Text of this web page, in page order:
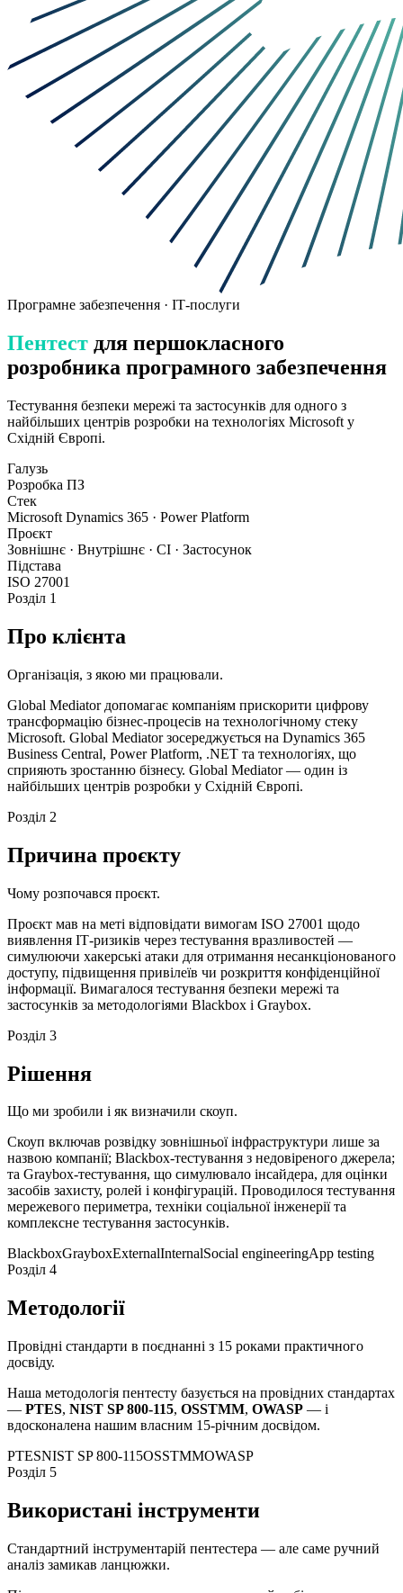
Програмне забезпечення · ІТ-послуги
Пентест для першокласного
розробника програмного забезпечення
Тестування безпеки мережі та застосунків для одного з
найбільших центрів розробки на технологіях Microsoft у
Східній Європі.
Галузь
Розробка ПЗ
Стек
Microsoft Dynamics 365 · Power Platform
Проєкт
Зовнішнє · Внутрішнє · СІ · Застосунок
Підстава
ISO 27001
Розділ 1
Про клієнта
Організація, з якою ми працювали.
Global Mediator допомагає компаніям прискорити цифрову
трансформацію бізнес-процесів на технологічному стеку
Microsoft. Global Mediator зосереджується на Dynamics 365
Business Central, Power Platform, .NET та технологіях, що
сприяють зростанню бізнесу. Global Mediator — один із
найбільших центрів розробки у Східній Європі.
Розділ 2
Причина проєкту
Чому розпочався проєкт.
Проєкт мав на меті відповідати вимогам ISO 27001 щодо
виявлення ІТ-ризиків через тестування вразливостей —
симулюючи хакерські атаки для отримання несанкціонованого
доступу, підвищення привілеїв чи розкриття конфіденційної
інформації. Вимагалося тестування безпеки мережі та
застосунків за методологіями Blackbox і Graybox.
Розділ 3
Рішення
Що ми зробили і як визначили скоуп.
Скоуп включав розвідку зовнішньої інфраструктури лише за
назвою компанії; Blackbox-тестування з недовіреного джерела;
та Graybox-тестування, що симулювало інсайдера, для оцінки
засобів захисту, ролей і конфігурацій. Проводилося тестування
мережевого периметра, техніки соціальної інженерії та
комплексне тестування застосунків.
BlackboxGrayboxExternalInternalSocial engineeringApp testing
Розділ 4
Методології
Провідні стандарти в поєднанні з 15 роками практичного
досвіду.
Наша методологія пентесту базується на провідних стандартах
— PTES, NIST SP 800-115, OSSTMM, OWASP — і
вдосконалена нашим власним 15-річним досвідом.
PTESNIST SP 800-115OSSTMMOWASP
Розділ 5
Використані інструменти
Стандартний інструментарій пентестера — але саме ручний
аналіз замикав ланцюжки.